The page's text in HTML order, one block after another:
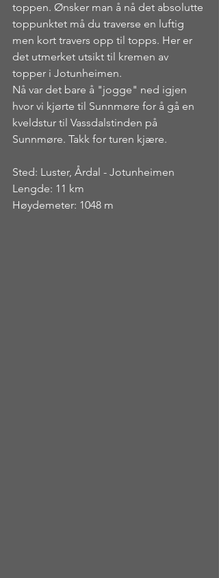
toppen. Ønsker man å nå det absolutte
toppunktet må du traverse en luftig
men kort travers opp til topps. Her er
det utmerket utsikt til kremen av
topper i Jotunheimen.
Nå var det bare å "jogge" ned igjen
hvor vi kjørte til Sunnmøre for å gå en
kveldstur til Vassdalstinden på
Sunnmøre. Takk for turen kjære.
Sted: Luster, Årdal - Jotunheimen
Lengde: 11 km
Høydemeter: 1048 m